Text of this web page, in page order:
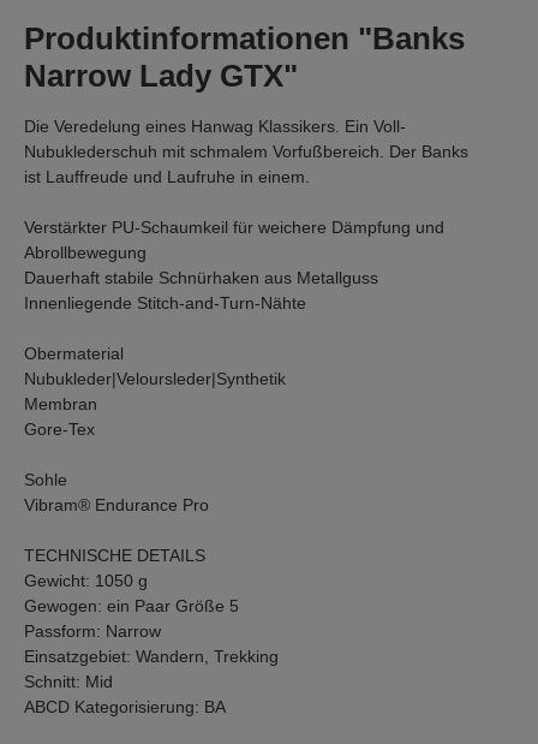
Produktinformationen "Banks
Narrow Lady GTX"
Die Veredelung eines Hanwag Klassikers. Ein Voll-
Nubuklederschuh mit schmalem Vorfußbereich. Der Banks
ist Lauffreude und Laufruhe in einem.
Verstärkter PU-Schaumkeil für weichere Dämpfung und
Abrollbewegung
Dauerhaft stabile Schnürhaken aus Metallguss
Innenliegende Stitch-and-Turn-Nähte
Obermaterial
Nubukleder|Veloursleder|Synthetik
Membran
Gore-Tex
Sohle
Vibram® Endurance Pro
TECHNISCHE DETAILS
Gewicht: 1050 g
Gewogen: ein Paar Größe 5
Passform: Narrow
Einsatzgebiet: Wandern, Trekking
Schnitt: Mid
ABCD Kategorisierung: BA